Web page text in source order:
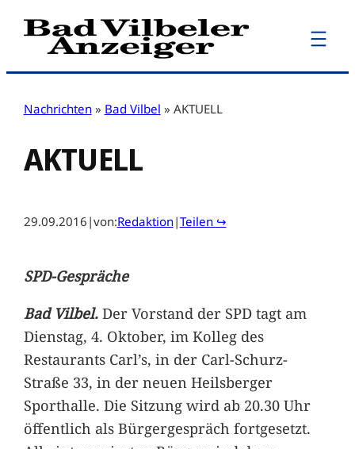
Zum
Inhalt
Nachrichten » Bad Vilbel » AKTUELL
AKTUELL
29.09.2016 |von:Redaktion|Teilen ↪
SPD-Gespräche
Bad Vilbel.Der Vorstand der SPD tagt am
Dienstag, 4. Oktober, im Kolleg des
Restaurants Carl’s, in der Carl-Schurz-
Straße 33, in der neuen Heilsberger
Sporthalle. Die Sitzung wird ab 20.30 Uhr
öffentlich als Bürgergespräch fortgesetzt.